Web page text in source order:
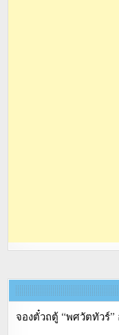
จองตั๋วถตู้ “พศวัตทัวร์”